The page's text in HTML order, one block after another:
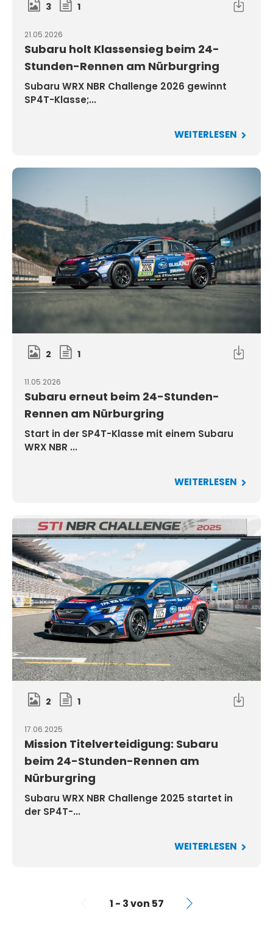
3 1
21.05.2026
Subaru holt Klassensieg beim 24-
Stunden-Rennen am Nürburgring
Subaru WRX NBR Challenge 2026 gewinnt
SP4T-Klasse;...
WEITERLESEN
2 1
11.05.2026
Subaru erneut beim 24-Stunden-
Rennen am Nürburgring
Start in der SP4T-Klasse mit einem Subaru
WRX NBR ...
WEITERLESEN
2 1
17.06.2025
Mission Titelverteidigung: Subaru
beim 24-Stunden-Rennen am
Nürburgring
Subaru WRX NBR Challenge 2025 startet in
der SP4T-...
WEITERLESEN
1 - 3 von 57